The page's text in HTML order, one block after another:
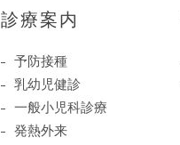
診療案内
予防接種
乳幼児健診
一般小児科診療
発熱外来